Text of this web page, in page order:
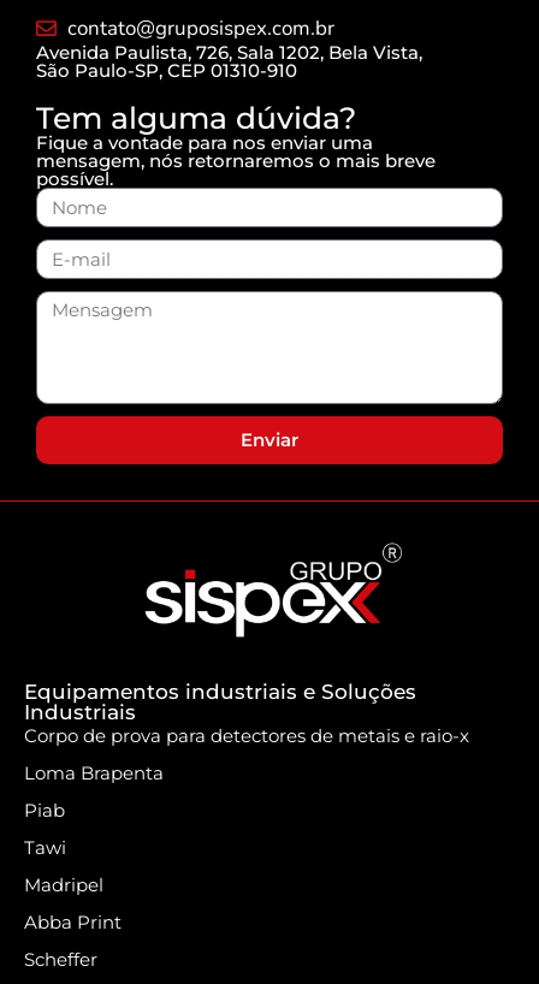
contato@gruposispex.com.br
Avenida Paulista, 726, Sala 1202, Bela Vista,
São Paulo-SP, CEP 01310-910
Tem alguma dúvida?
Fique a vontade para nos enviar uma
mensagem, nós retornaremos o mais breve
possível.
Enviar
Equipamentos industriais e Soluções
Industriais
Corpo de prova para detectores de metais e raio-x
Loma Brapenta
Piab
Tawi
Madripel
Abba Print
Scheffer